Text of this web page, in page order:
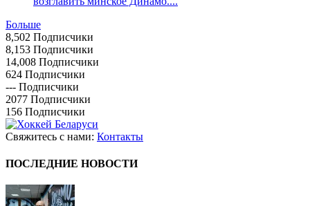
Больше
8,502 Подписчики
8,153 Подписчики
14,008 Подписчики
624 Подписчики
--- Подписчики
2077 Подписчики
156 Подписчики
Свяжитесь с нами: Контакты
ПОСЛЕДНИЕ НОВОСТИ